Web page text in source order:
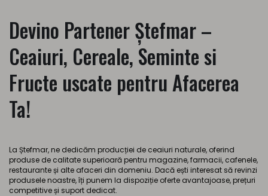
Devino Partener Ștefmar –
Ceaiuri, Cereale, Seminte si
Fructe uscate pentru Afacerea
Ta!
La Ștefmar, ne dedicăm producției de ceaiuri naturale, oferind
produse de calitate superioară pentru magazine, farmacii, cafenele,
restaurante și alte afaceri din domeniu. Dacă ești interesat să revinzi
produsele noastre, îți punem la dispoziție oferte avantajoase, prețuri
competitive și suport dedicat.